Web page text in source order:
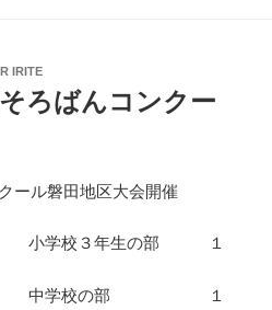
IRITE
ろばんコンクー
ール磐田地区大会開催
学校３年生の部 １
中学校の部 １